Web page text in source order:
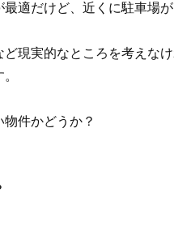
適だけど、近くに駐車場
現実的なところを考えなけ
件かどうか？